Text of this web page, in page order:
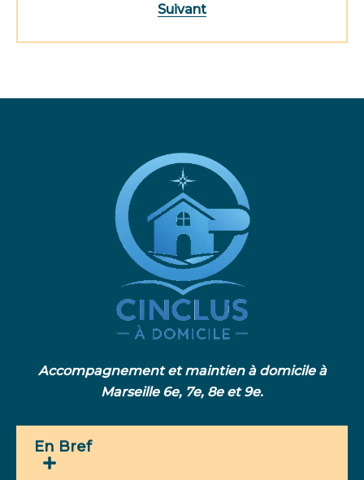
Suivant
Accompagnement et maintien à domicile à
Marseille 6e, 7e, 8e et 9e.
En Bref